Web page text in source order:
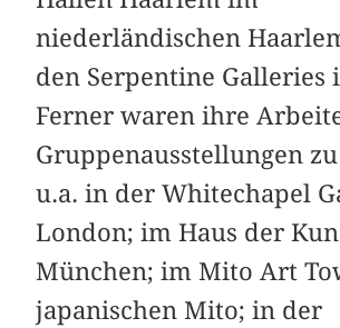
niederländischen
den Serpentine Galleries
Ferner waren ihre
Gruppenausstellungen
u.a. in der Whitechapel
London; im Haus der
München; im Mito Art
japanischen Mito; in der